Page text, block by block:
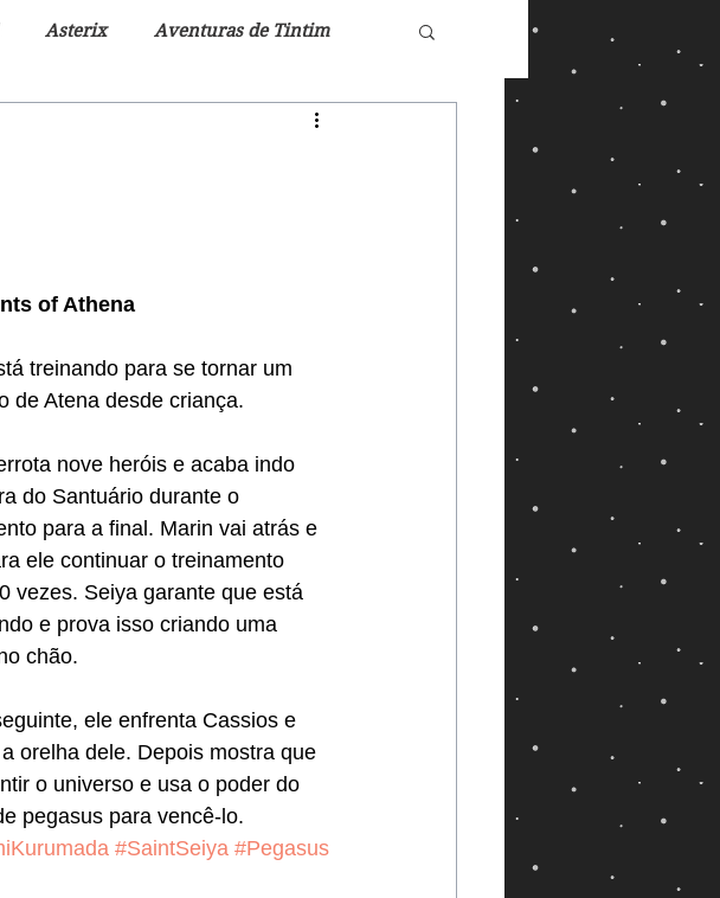
Asterix Aventuras de Tintim
Fogo
do Universo
Livros LucasFilm
of Athena
treinando para se tornar um
de Atena desde criança.
nove heróis e acaba indo
do Santuário durante o
para a final. Marin vai atrás e
ele continuar o treinamento
vezes. Seiya garante que está
e prova isso criando uma
chão.
ele enfrenta Cassios e
orelha dele. Depois mostra que
o universo e usa o poder do
pegasus para vencê-lo.
#SaintSeiya #Pegasus